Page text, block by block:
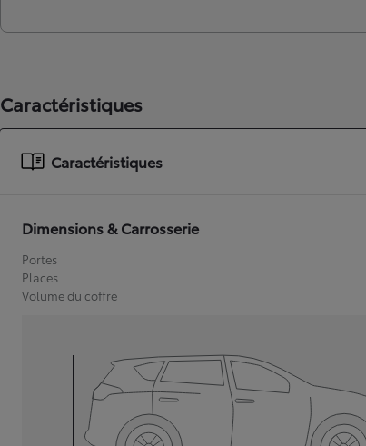
Caractéristiques
Caractéristiques
Dimensions & Carrosserie
Portes
Places
Volume du coffre